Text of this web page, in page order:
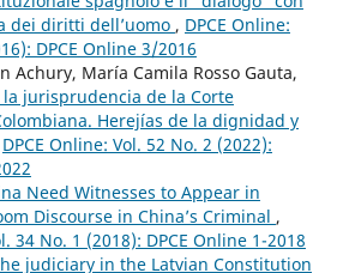
dei diritti dell’uomo , DPCE Online:
DPCE Online 3/2016
Achury, María Camila Rosso Gauta,
la jurisprudencia de la Corte
Herejías de la dignidad y
DPCE Online: Vol. 52 No. 2 (2022):
Need Witnesses to Appear in
Discourse in China’s Criminal ,
34 No. 1 (2018): DPCE Online 1-2018
judiciary in the Latvian Constitution